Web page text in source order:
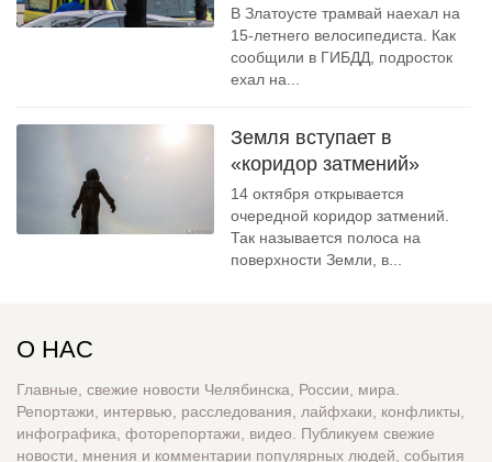
В Златоусте трамвай наехал на
15-летнего велосипедиста. Как
сообщили в ГИБДД, подросток
ехал на...
Земля вступает в
«коридор затмений»
14 октября открывается
очередной коридор затмений.
Так называется полоса на
поверхности Земли, в...
О НАС
Главные, свежие новости Челябинска, России, мира.
Репортажи, интервью, расследования, лайфхаки, конфликты,
инфографика, фоторепортажи, видео. Публикуем свежие
новости, мнения и комментарии популярных людей, события